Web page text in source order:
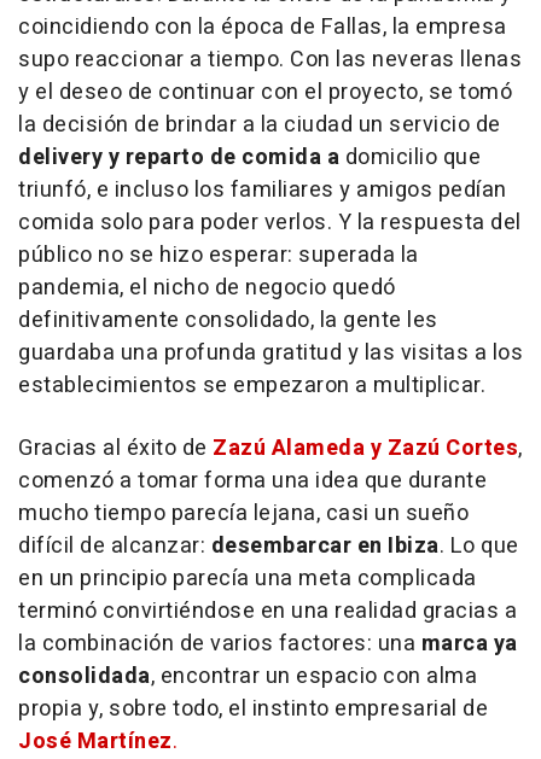
coincidiendo con la época de Fallas, la empresa
supo reaccionar a tiempo. Con las neveras llenas
y el deseo de continuar con el proyecto, se tomó
la decisión de brindar a la ciudad un servicio de
delivery y reparto de comida a domicilio que
triunfó, e incluso los familiares y amigos pedían
comida solo para poder verlos. Y la respuesta del
público no se hizo esperar: superada la
pandemia, el nicho de negocio quedó
definitivamente consolidado, la gente les
guardaba una profunda gratitud y las visitas a los
establecimientos se empezaron a multiplicar.
Gracias al éxito de Zazú Alameda y Zazú Cortes,
comenzó a tomar forma una idea que durante
mucho tiempo parecía lejana, casi un sueño
difícil de alcanzar: desembarcar en Ibiza. Lo que
en un principio parecía una meta complicada
terminó convirtiéndose en una realidad gracias a
la combinación de varios factores: una marca ya
consolidada, encontrar un espacio con alma
propia y, sobre todo, el instinto empresarial de
José Martínez.